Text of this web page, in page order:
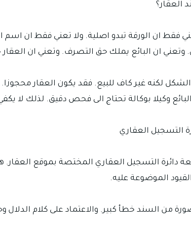
العقار؟
فقط ان الورقة تبدو اصلية. ولا تعني فقط ان
وتعني ان البائع يملك حق التصرف. وتعني ان العقار
لكنه غير كاف للبيع. فقد يكون العقار
وكيلا بوكالة تحتاج الى فحص دقيق. لذلك لا
التسجيل العقاري
دائرة التسجيل العقاري المختصة بموقع
الموضوعة عليه.
من السند خطأ كبير. والاعتماد على كلام